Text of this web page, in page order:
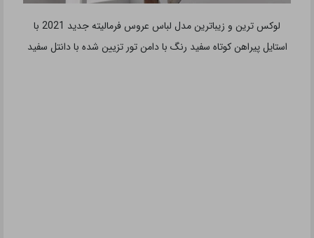
لوکس ترین و زیباترین مدل لباس عروس فرمالیته جدید 2021 با
استایل پیراهن کوتاه سفید رنگ با دامن تور تزیین شده با دانتل سفید